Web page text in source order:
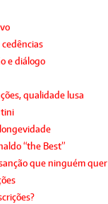
e diálogo
qualidade lusa
“the Best”
que ninguém quer